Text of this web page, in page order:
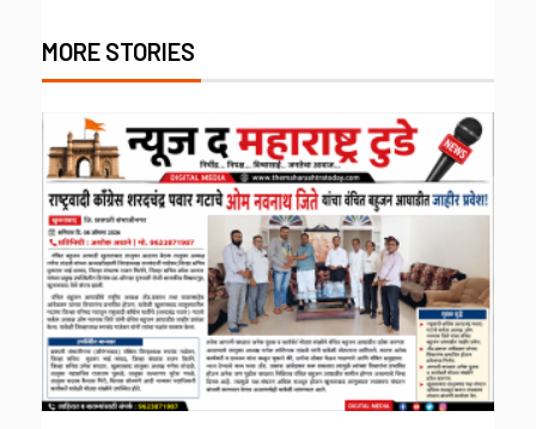
MORE STORIES